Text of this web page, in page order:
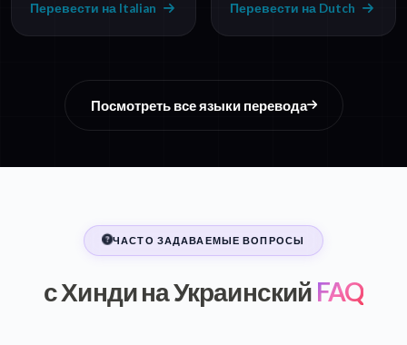
Перевести на Italian Перевести на Dutch
Посмотреть все языки перевода
ЧАСТО ЗАДАВАЕМЫЕ ВОПРОСЫ
с Хинди на Украинский FAQ